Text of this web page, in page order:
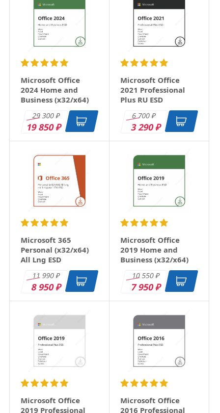
Microsoft Office
2024 Home and
Business (x32/x64)
29 300₽
19 850₽
Microsoft Office
2021 Professional
Plus RU ESD
6 700₽
3 290₽
Microsoft 365
Personal (x32/x64)
All Lng ESD
11 990₽
8 950₽
Microsoft Office
2019 Home and
Business (x32/x64)
10 550₽
7 950₽
Microsoft Office
2019 Professional
Microsoft Office
2016 Professional